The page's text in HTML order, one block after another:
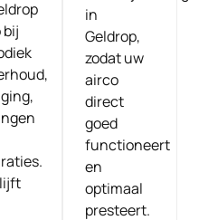
bij
in
Geldrop,
zodat uw
airco
direct
goed
functioneert
en
optimaal
presteert.